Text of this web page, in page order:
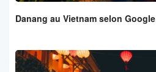
Danang au Vietnam selon Google